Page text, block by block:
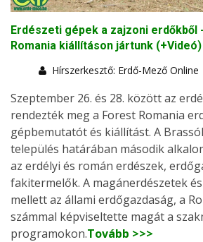
Erdészeti gépek a zajzoni erdőkből
Romania kiállításon jártunk (+Videó)
Hírszerkesztő: Erdő-Mező Online
Szeptember 26. és 28. között az
rendezték meg a Forest Romania
gépbemutatót és kiállítást. A
település határában második
az erdélyi és román erdészek,
fakitermelők. A magánerdészetek
mellett az állami erdőgazdaság, a
számmal képviseltette magát a
programokon.Tovább >>>